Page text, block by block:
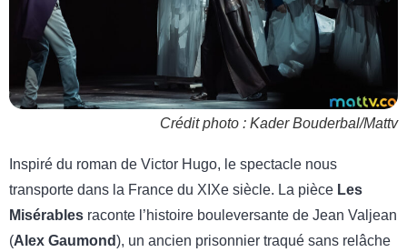
Crédit photo : Kader Bouderbal/Mattv
Inspiré du roman de Victor Hugo, le spectacle nous
transporte dans la France du XIXe siècle. La pièce Les
Misérables raconte l’histoire bouleversante de Jean Valjean
(Alex Gaumond), un ancien prisonnier traqué sans relâche